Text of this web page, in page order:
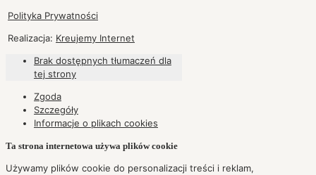
Polityka Prywatności
Realizacja: Kreujemy Internet
Brak dostępnych tłumaczeń dla
tej strony
Zgoda
Szczegóły
Informacje o plikach cookies
Ta strona internetowa używa plików cookie
Używamy plików cookie do personalizacji treści i reklam,